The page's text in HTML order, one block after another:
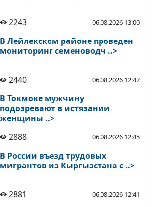
2243 06.08.2026 13:00
В Лейлекском районе проведен
мониторинг семеноводч ..>
2440 06.08.2026 12:47
В Токмоке мужчину
подозревают в истязании
женщины ..>
2888
06.08.2026 12:45
В России въезд трудовых
мигрантов из Кыргызстана с ..>
2881 06.08.2026 12:41